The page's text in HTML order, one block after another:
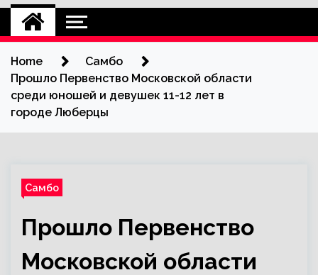
Home
Самбо
Прошло Первенство Московской области
среди юношей и девушек 11-12 лет в
городе Люберцы
Самбо
Прошло Первенство
Московской области